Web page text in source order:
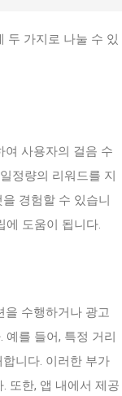
두 가지로 나눌 수 있
여 사용자의 걸음 수
정량의 리워드를 지
경험할 수 있습니
도움이 됩니다.
을 수행하거나 광고
예를 들어, 특정 거리
니다. 이러한 부가
또한, 앱 내에서 제공